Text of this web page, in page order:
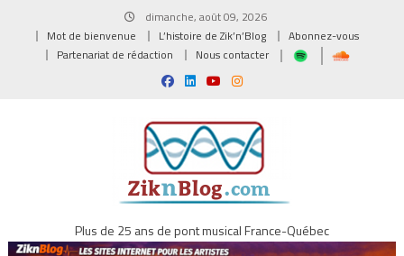
dimanche, août 09, 2026
Mot de bienvenue
L’histoire de Zik’n’Blog
Abonnez-vous
Partenariat de rédaction
Nous contacter
Plus de 25 ans de pont musical France-Québec